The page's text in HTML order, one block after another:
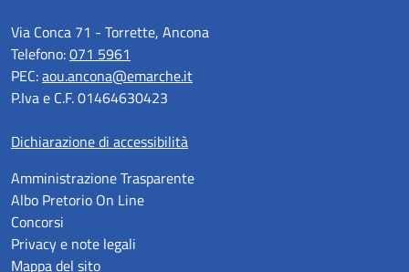
Via Conca 71 - Torrette, Ancona
Telefono:071 5961
PEC:aou.ancona@emarche.it
P.Iva e C.F. 01464630423
Dichiarazione di accessibilità
Amministrazione Trasparente
Albo Pretorio On Line
Concorsi
Privacy e note legali
Mappa del sito